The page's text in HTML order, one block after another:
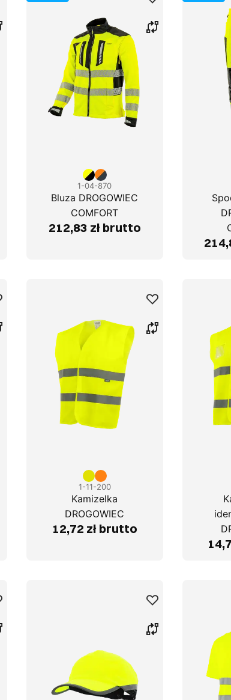
1-04-870
Bluza DROGOWIEC
COMFORT
212,83 zł brutto
1-11-200
Kamizelka
DROGOWIEC
12,72 zł brutto